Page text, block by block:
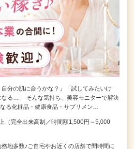
自分の肌に合うかな？」「試してみたいけ
なる…」 そんな気持ち、美容モニターで解決
る化粧品・健康食品・サプリメン…
（完全出来高制／時間額1,500円～5,000
地多数♪ご自宅やお近くの店舗で間時間に